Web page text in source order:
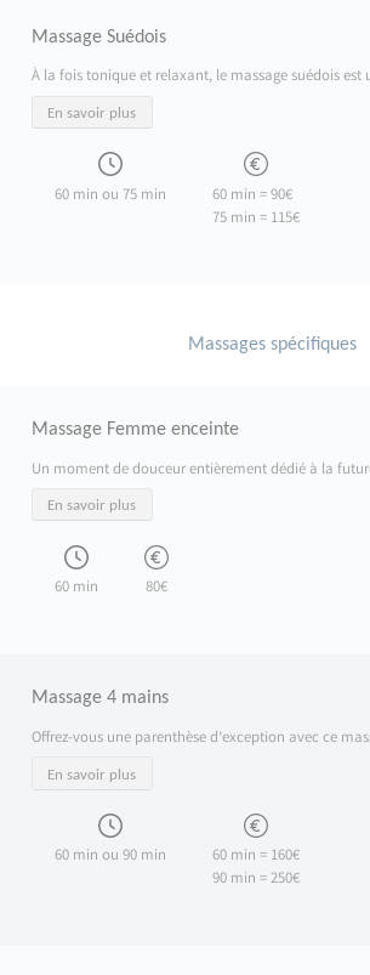
Massage Suédois
À la fois tonique et relaxant, le massage suédois
En savoir plus
60 min ou 75 min
60 min = 90€
75 min = 115€
Massages spécifiques
Massage Femme enceinte
Un moment de douceur entièrement dédié à la
En savoir plus
60 min 80€
Massage 4 mains
Offrez-vous une parenthèse d’exception avec ce
En savoir plus
60 min ou 90 min
60 min = 160€
90 min = 250€